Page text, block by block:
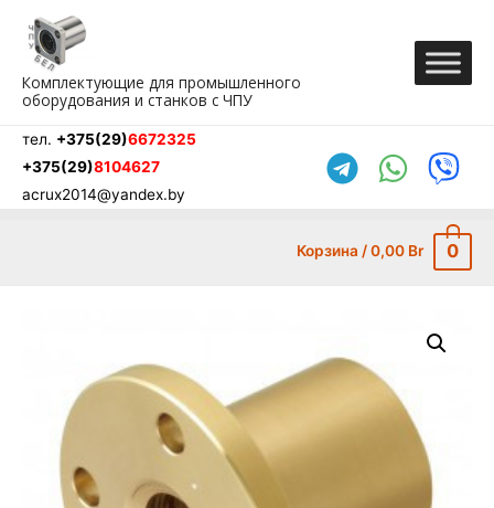
содержимому
Комплектующие для промышленного
оборудования и станков с ЧПУ
тел. +375(29)6672325
+375(29)8104627
acrux2014@yandex.by
Корзина /0,00 Br 0